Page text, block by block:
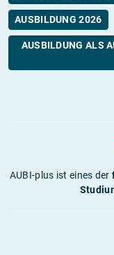
AUSBILDUNG 2026
AUSBILDUNG ALS
AUBI-plus ist eines der